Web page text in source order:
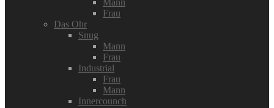
Mann
Frau
Das Ohr
Snug
Mann
Frau
Industrial
Frau
Mann
Innercounch